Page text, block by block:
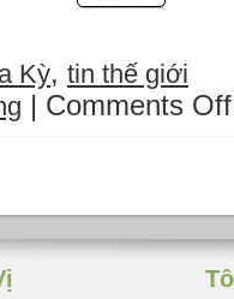
Kỳ, tin thế giới
| Comments Off